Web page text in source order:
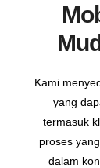
Kami
yang
termasuk
proses
dalam